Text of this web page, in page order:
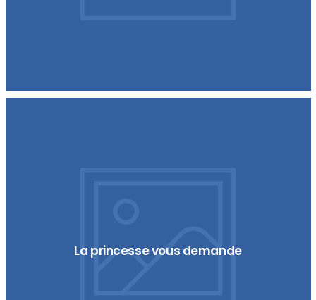
La princesse vous demande